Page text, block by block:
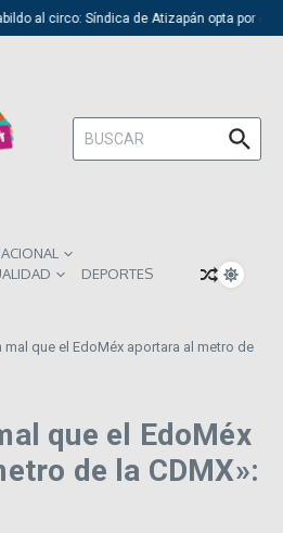
al circo: Síndica de Atizapán opta por el
Buscar:
DEPORTES
mal que el EdoMéx aportara al metro de
que el EdoMéx
de la CDMX»: